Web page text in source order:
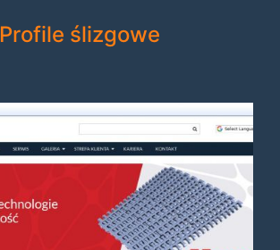
Profile ślizgowe